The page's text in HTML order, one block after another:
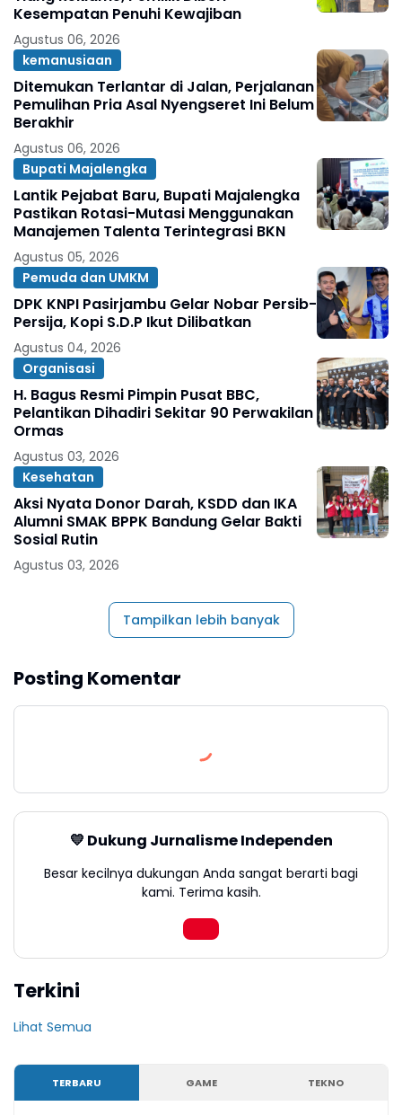
Kesempatan Penuhi Kewajiban
Agustus 06, 2026
kemanusiaan
Ditemukan Terlantar di Jalan, Perjalanan
Pemulihan Pria Asal Nyengseret Ini Belum
Berakhir
Agustus 06, 2026
Bupati Majalengka
Lantik Pejabat Baru, Bupati Majalengka
Pastikan Rotasi-Mutasi Menggunakan
Manajemen Talenta Terintegrasi BKN
Agustus 05, 2026
Pemuda dan UMKM
DPK KNPI Pasirjambu Gelar Nobar Persib-
Persija, Kopi S.D.P Ikut Dilibatkan
Agustus 04, 2026
Organisasi
H. Bagus Resmi Pimpin Pusat BBC,
Pelantikan Dihadiri Sekitar 90 Perwakilan
Ormas
Agustus 03, 2026
Kesehatan
Aksi Nyata Donor Darah, KSDD dan IKA
Alumni SMAK BPPK Bandung Gelar Bakti
Sosial Rutin
Agustus 03, 2026
Tampilkan lebih banyak
Posting Komentar
💛 Dukung Jurnalisme Independen
Besar kecilnya dukungan Anda sangat berarti bagi
kami. Terima kasih.
Terkini
Lihat Semua
TERBARU GAME TEKNO